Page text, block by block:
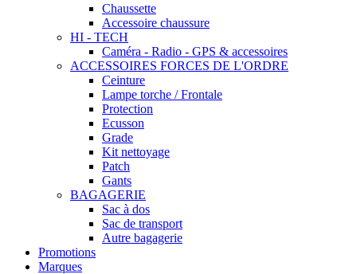
Chaussette
Accessoire chaussure
HI - TECH
Caméra - Radio - GPS & accessoires
ACCESSOIRES FORCES DE L'ORDRE
Ceinture
Lampe torche / Frontale
Protection
Ecusson
Grade
Kit nettoyage
Patch
Gants
BAGAGERIE
Sac à dos
Sac de transport
Autre bagagerie
Promotions
Marques